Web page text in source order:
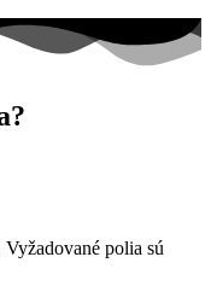
Vyžadované polia sú